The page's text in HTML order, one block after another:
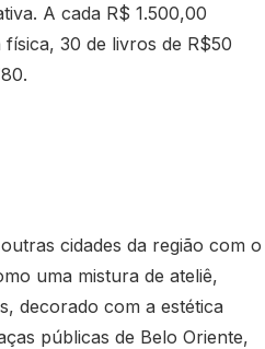
A cada R$ 1.500,00
30 de livros de R$50
cidades da região com o
uma mistura de ateliê,
decorado com a estética
públicas de Belo Oriente,